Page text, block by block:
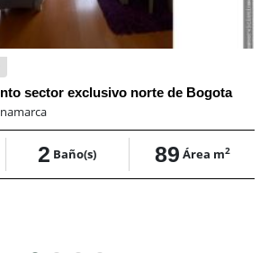
sector exclusivo norte de Bogota
2 Baño(s) 89 Área m2